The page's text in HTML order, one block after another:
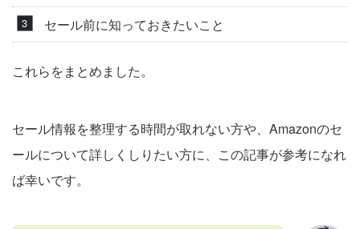
セール前に知っておきたいこと
これらをまとめました。
セール情報を整理する時間が取れない方や、Amazonのセ
ールについて詳しくしりたい方に、この記事が参考になれ
ば幸いです。